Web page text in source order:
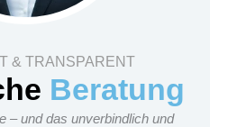
& TRANSPARENT
Beratung
– und das unverbindlich und